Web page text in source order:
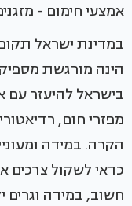
אמצעי חימום -
במדינת ישראל
הינה מורגשת
בישראל להיעזר עם
מפזרי חום,
הקרה. במידה
כדאי לשקול צרכים
חשוב, במידה וגרים